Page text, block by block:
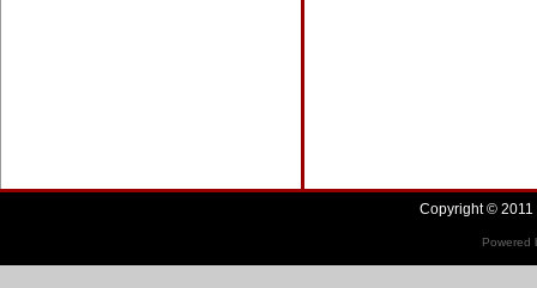
Copyright © 2011
Powered